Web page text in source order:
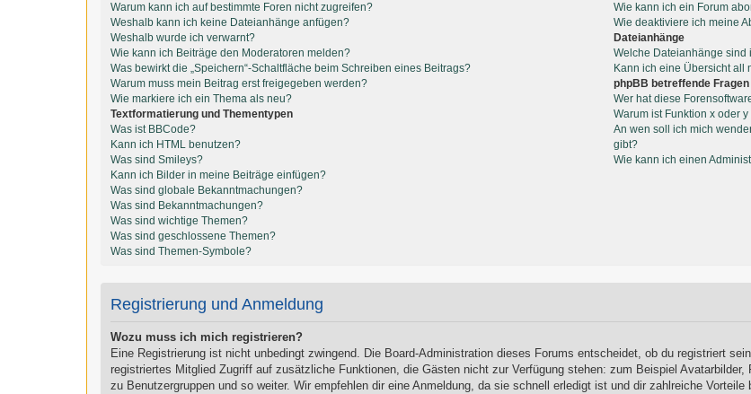
Warum kann ich auf bestimmte Foren nicht zugreifen?
Weshalb kann ich keine Dateianhänge anfügen?
Weshalb wurde ich verwarnt?
Wie kann ich Beiträge den Moderatoren melden?
Was bewirkt die „Speichern“-Schaltfläche beim Schreiben eines Beitrags?
Warum muss mein Beitrag erst freigegeben werden?
Wie markiere ich ein Thema als neu?
Textformatierung und Thementypen
Was ist BBCode?
Kann ich HTML benutzen?
Was sind Smileys?
Kann ich Bilder in meine Beiträge einfügen?
Was sind globale Bekanntmachungen?
Was sind Bekanntmachungen?
Was sind wichtige Themen?
Was sind geschlossene Themen?
Was sind Themen-Symbole?
Wie kann ich ein Forum
Wie deaktiviere ich meine
Dateianhänge
Welche Dateianhänge sind
Kann ich eine Übersicht all
phpBB betreffende Fragen
Wer hat diese
Warum ist Funktion x oder
An wen soll ich mich
gibt?
Wie kann ich einen
Registrierung und Anmeldung
Wozu muss ich mich registrieren?
Eine Registrierung ist nicht unbedingt zwingend. Die Board-Administration dieses Forums entscheidet, ob du registriert
registriertes Mitglied Zugriff auf zusätzliche Funktionen, die Gästen nicht zur Verfügung stehen: zum Beispiel
zu Benutzergruppen und so weiter. Wir empfehlen dir eine Anmeldung, da sie schnell erledigt ist und dir zahlreiche Vorteile